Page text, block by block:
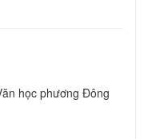
học phương Đông